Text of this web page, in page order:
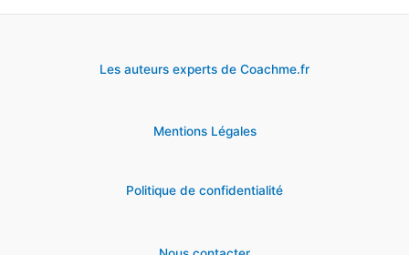
Les auteurs experts de Coachme.fr
Mentions Légales
Politique de confidentialité